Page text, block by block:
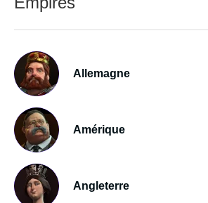
Allemagne
Amérique
Angleterre